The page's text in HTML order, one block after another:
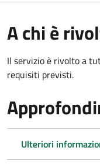
A chi è
Il servizio è rivolto a
requisiti previsti.
Ulteriori